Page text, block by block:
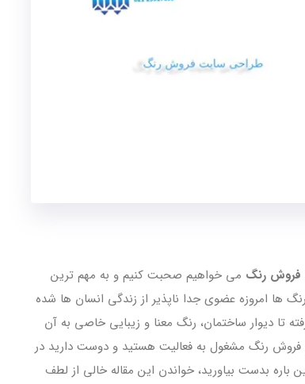
فروش رنگ می خواهیم صحبت کنیم و به مهم ترین
ها امروزه عضوی جدا ناپذیر از زندگی انسان ها شده
تا دیوار ساختمان، رنگ معنا و زیبایی خاصی به آن
فروش رنگ مشغول به فعالیت هستید و دوست دارید در
باره بدست بیاورید، خواندن این مقاله خالی از لطف